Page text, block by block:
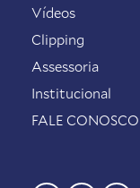
Vídeos
Clipping
Assessoria
Institucional
FALE CONOSCO